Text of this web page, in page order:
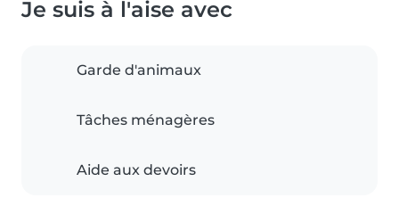
Je suis à l'aise avec
Garde d'animaux
Tâches ménagères
Aide aux devoirs